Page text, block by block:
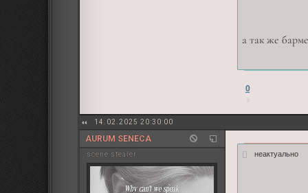
а так же
0
14.02.2025 20:30:00
AURUM SENECA
sсene stealer неактуально